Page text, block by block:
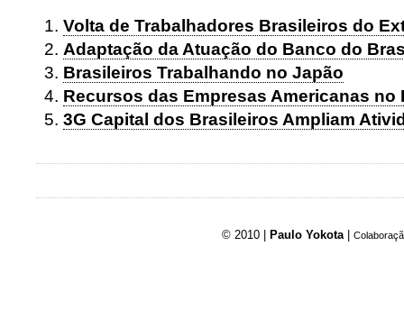
Volta de Trabalhadores Brasileiros do
Adaptação da Atuação do Banco do
Brasileiros Trabalhando no Japão
Recursos das Empresas Americanas no
3G Capital dos Brasileiros Ampliam
© 2010 | Paulo Yokota |